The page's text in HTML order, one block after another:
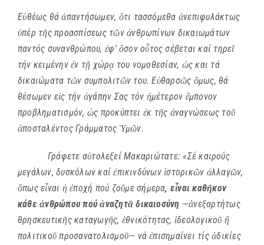
Εὐθέως θάἀπαντήσωμεν, ὅτι τασσόμεθα ἀνεπιφυλάκτως
ὑπέρ τῆς προασπίσεως τῶνἀνθρωπίνων δικαιωμάτων
παντός συνανθρώπου, ἐφ’ ὅσον οὖτος σέβεται καί τηρεῖ
τήν κειμένηνἐν τῇ χώρᾳτου νομοθεσίαν, ὡς και τά
δικαιώματα τῶν συμπολιτῶν του. Εὐθαρσῶς ὅμως, θά
θέσωμεν εἰς τήν ἀγάπην Σας τόν ἡμέτερον ἔμπονον
προβληματισμόν, ὡς προκύπτει ἐκ τῆς ἀναγνώσεως τοῦ
ἀποσταλέντος Γράμματος Ὑμῶν.
Γράφετε αὐτολεξεί Μακαριώτατε: «Σέ καιρούς
μεγάλων, δυσκόλων καίἐπικινδύνων ἱστορικῶν ἀλλαγῶν,
ὅπως εἶναι ἡ ἐποχή πού ζοῦμε σήμερα, εἶναι καθῆκον
κάθεἀνθρώπου πούἀναζητᾶ δικαιοσύνη —ἀνεξαρτήτως
θρησκευτικῆς καταγωγῆς, ἑθνικότητας, ἰδεολογικοῦ ἤ
πολιτικοῦπροσανατολισμοῦ— νάἐπισημαίνει τίςἀδικίες